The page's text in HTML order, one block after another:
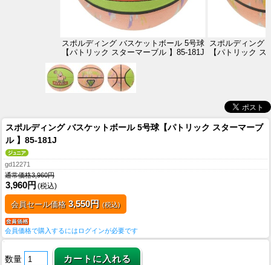
スポルディング バスケットボール 5号球
【パトリック スターマーブル 】85-181J
スポルディング
【パトリック
スポルディング バスケットボール 5号球【パトリック スターマーブ
ル 】85-181J
gd12271
通常価格3,960円
3,960円 (税込)
会員セール価格 3,550円 (税込)
会員価格で購入するにはログインが必要です
数量